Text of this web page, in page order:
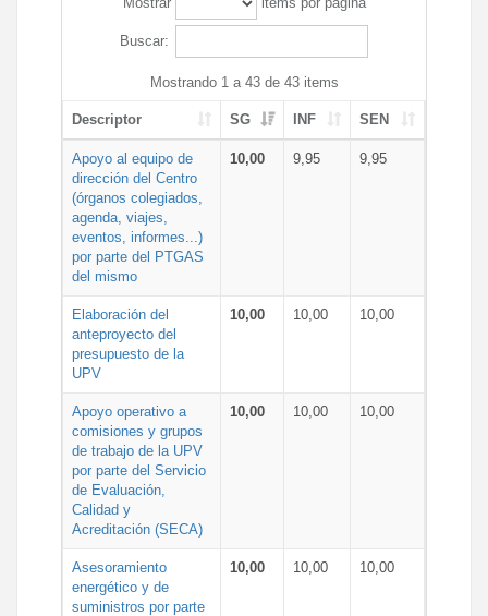
Buscar:
Mostrando 1 a 43 de 43 items
Descriptor SG INF SEN
Apoyo al equipo de
dirección del Centro
(órganos colegiados,
agenda, viajes,
eventos, informes...)
por parte del PTGAS
del mismo
10,00 9,95 9,95
Elaboración del
anteproyecto del
presupuesto de la
UPV
10,00 10,00 10,00
Apoyo operativo a
comisiones y grupos
de trabajo de la UPV
por parte del Servicio
de Evaluación,
Calidad y
Acreditación (SECA)
10,00 10,00 10,00
Asesoramiento
energético y de
suministros por parte
10,00 10,00 10,00